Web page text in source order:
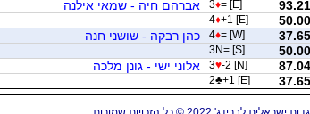
93.21
3♦= [E] אברהם חיה - שמאי אילנה
50.00
4♦+1 [E]
37.65
4♦= [W] כהן רבקה - שושני חנה
50.00
3N= [S]
87.04
3♥-2 [N] אלוני ישי - גונן מלכה
37.65
2♣+1 [E]